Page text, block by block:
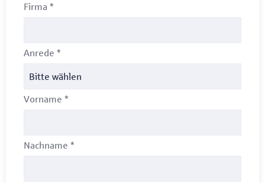
Firma *
Anrede *
Vorname *
Nachname *